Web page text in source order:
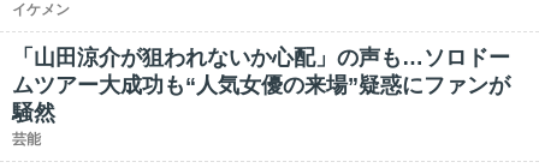
イケメン
「山田涼介が狙われないか心配」の声も…ソロドー
ムツアー大成功も“人気女優の来場”疑惑にファンが
騒然
芸能